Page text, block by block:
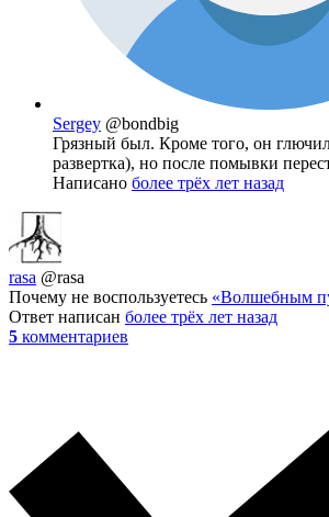
Sergey @bondbig
Грязный был. Кроме того, он
развертка), но после помывки
Написано более трёх лет назад
rasa @rasa
Почему не воспользуетесь «Волшебным
Ответ написан более трёх лет назад
5 комментариев